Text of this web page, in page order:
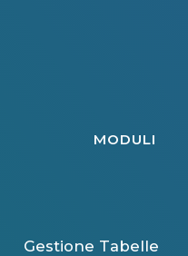
MODULI
Gestione Tabelle